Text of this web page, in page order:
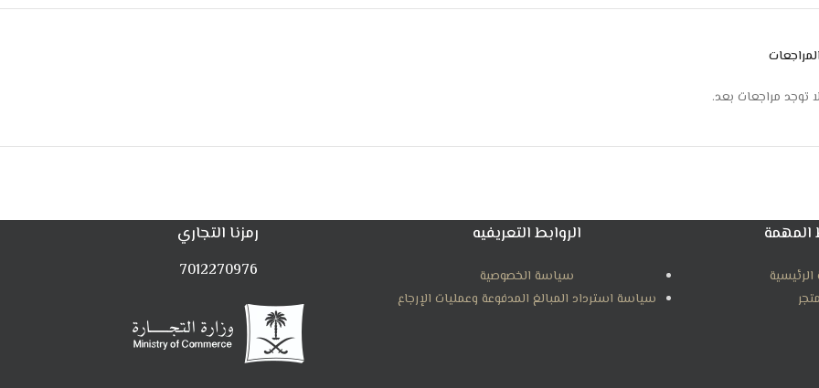
غاز الفريون R410a صديق للبيئة
لا توجد مراجعات بعد.
المهمة الروابط التعريفيه
سياسة الخصوصية
سياسة استرداد المبالغ المدفوعة وعمليات الإرجاع
رمزنا التجاري
7012270976